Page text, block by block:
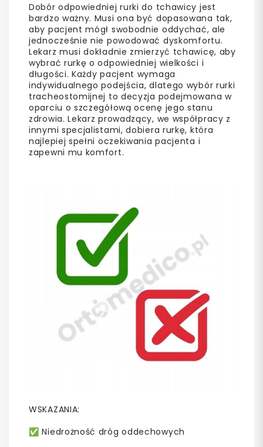
Dobór odpowiedniej rurki do tchawicy jest
bardzo ważny. Musi ona być dopasowana tak,
aby pacjent mógł swobodnie oddychać, ale
jednocześnie nie powodować dyskomfortu.
Lekarz musi dokładnie zmierzyć tchawicę, aby
wybrać rurkę o odpowiedniej wielkości i
długości. Każdy pacjent wymaga
indywidualnego podejścia, dlatego wybór rurki
tracheostomijnej to decyzja podejmowana w
oparciu o szczegółową ocenę jego stanu
zdrowia. Lekarz prowadzący, we współpracy z
innymi specjalistami, dobiera rurkę, która
najlepiej spełni oczekiwania pacjenta i
zapewni mu komfort.
WSKAZANIA:
✅ Niedrożność dróg oddechowych